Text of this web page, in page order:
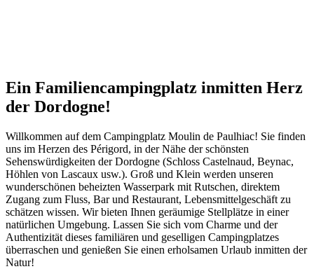
Ein Familiencampingplatz inmitten Herz
der Dordogne!
Willkommen auf dem Campingplatz Moulin de Paulhiac! Sie finden
uns im Herzen des Périgord, in der Nähe der schönsten
Sehenswürdigkeiten der Dordogne (Schloss Castelnaud, Beynac,
Höhlen von Lascaux usw.). Groß und Klein werden unseren
wunderschönen beheizten Wasserpark mit Rutschen, direktem
Zugang zum Fluss, Bar und Restaurant, Lebensmittelgeschäft zu
schätzen wissen. Wir bieten Ihnen geräumige Stellplätze in einer
natürlichen Umgebung. Lassen Sie sich vom Charme und der
Authentizität dieses familiären und geselligen Campingplatzes
überraschen und genießen Sie einen erholsamen Urlaub inmitten der
Natur!